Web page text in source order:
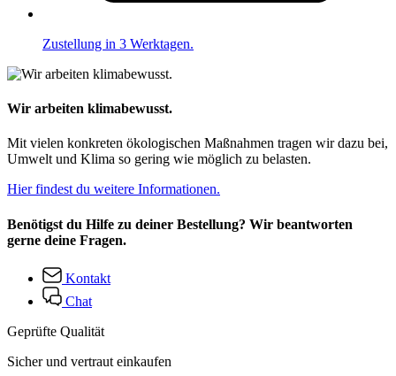
Zustellung in 3 Werktagen.
Wir arbeiten klimabewusst.
Mit vielen konkreten ökologischen Maßnahmen tragen wir dazu bei,
Umwelt und Klima so gering wie möglich zu belasten.
Hier findest du weitere Informationen.
Benötigst du Hilfe zu deiner Bestellung? Wir beantworten
gerne deine Fragen.
Kontakt
Chat
Geprüfte Qualität
Sicher und vertraut einkaufen